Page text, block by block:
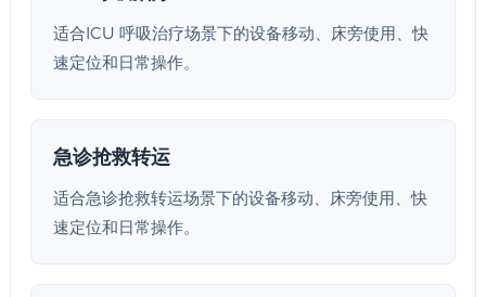
适合ICU 呼吸治疗场景下的设备移动、床旁使用、快
速定位和日常操作。
急诊抢救转运
适合急诊抢救转运场景下的设备移动、床旁使用、快
速定位和日常操作。